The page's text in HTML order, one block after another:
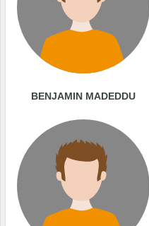
BENJAMIN MADEDDU